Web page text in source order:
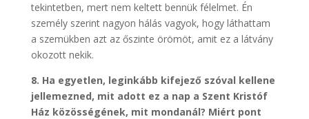
tekintetben, mert nem keltett bennük félelmet. Én
személy szerint nagyon hálás vagyok, hogy láthattam
a szemükben azt az őszinte örömöt, amit ez a látvány
okozott nekik.
8. Ha egyetlen, leginkább kifejező szóval kellene
jellemezned, mit adott ez a nap a Szent Kristóf
Ház közösségének, mit mondanál? Miért pont